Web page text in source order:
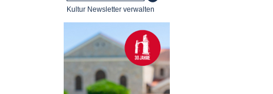
Kultur Newsletter verwalten